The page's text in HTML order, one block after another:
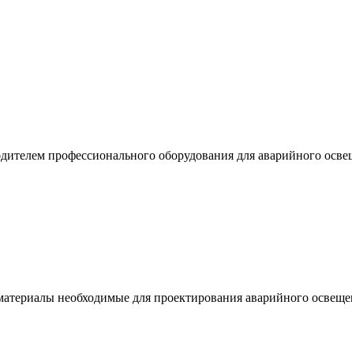
профессионального оборудования для аварийного
необходимые для проектирования аварийного